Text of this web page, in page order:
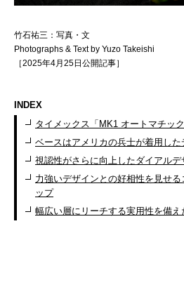
竹石祐三：写真・文
Photographs & Text by Yuzo Takeishi
［2025年4月25日公開記事］
INDEX
タイメックス「MK1 オートマチッ
ベースはアメリカの兵士が着用し
視認性がさらに向上したダイアルデ
力強いデザインとの好相性を見せ
ップ
幅広い層にリーチする実用性を備え